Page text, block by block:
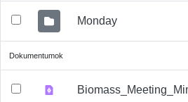
Monday
Dokumentumok